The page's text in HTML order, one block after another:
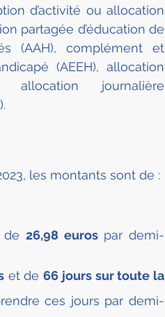
d’activité ou allocation
partagée d’éducation de
(AAH), complément et
(AEEH), allocation
journalière
les montants sont de :
de 26,98 euros par demi-
et de 66 jours sur toute la
ces jours par demi-